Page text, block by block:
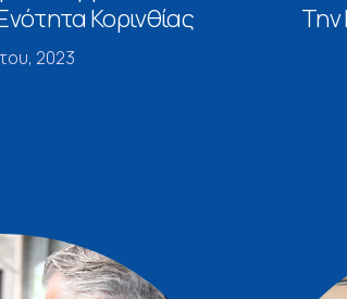
Κορινθίας
2023
Την